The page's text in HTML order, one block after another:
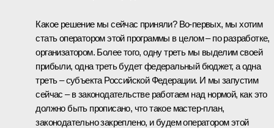
Какое решение мы сейчас приняли? Во-первых, мы хотим
стать оператором этой программы в целом – по разработке,
организатором. Более того, одну треть мы выделим своей
прибыли, одна треть будет федеральный бюджет, а одна
треть – субъекта Российской Федерации. И мы запустим
сейчас – в законодательстве работаем над нормой, как это
должно быть прописано, что такое мастер-план,
законодательно закреплено, и будем оператором этой